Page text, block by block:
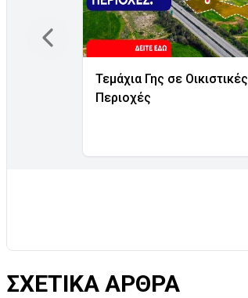
Τεμάχια Γης σε Οικιστικές
Περιοχές
ΣΧΕΤΙΚΑ ΑΡΘΡΑ